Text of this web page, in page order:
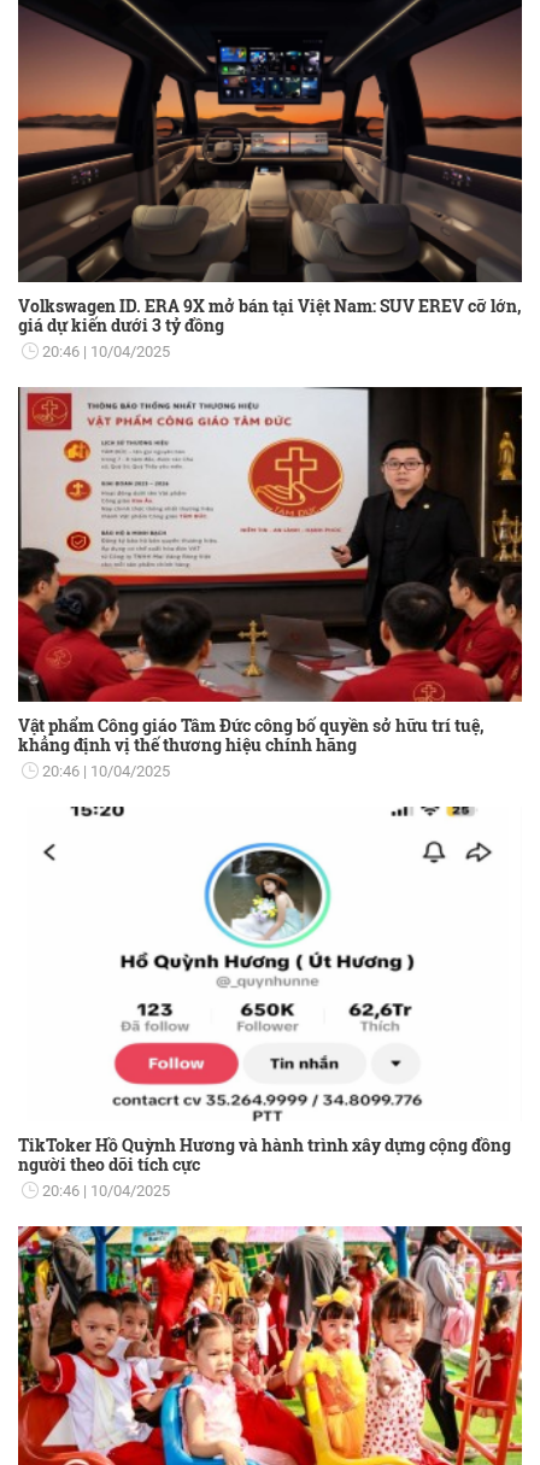
Volkswagen ID. ERA 9X mở bán tại Việt Nam: SUV EREV cỡ lớn,
giá dự kiến dưới 3 tỷ đồng
20:46 10/04/2025
Vật phẩm Công giáo Tâm Đức công bố quyền sở hữu trí tuệ,
khẳng định vị thế thương hiệu chính hãng
20:46 10/04/2025
TikToker Hồ Quỳnh Hương và hành trình xây dựng cộng đồng
người theo dõi tích cực
20:46 10/04/2025